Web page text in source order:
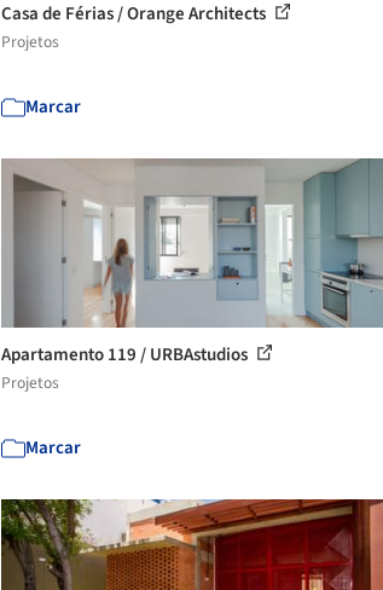
Casa de Férias / Orange Architects
Projetos
Marcar
Apartamento 119 / URBAstudios
Projetos
Marcar